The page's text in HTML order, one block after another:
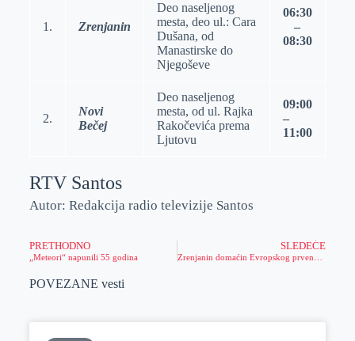
1. Zrenjanin
Deo naselјenog
mesta, deo ul.: Cara
Dušana, od
Manastirske do
Nјegoševe
06:30
–
08:30
2.
Novi
Bečej
Deo naselјenog
mesta, od ul. Rajka
Rakočevića prema
Ljutovu
09:00
–
11:00
RTV Santos
Autor: Redakcija radio televizije Santos
PRETHODNO
„Meteori“ napunili 55 godina
SLEDEĆE
POVEZANE vesti